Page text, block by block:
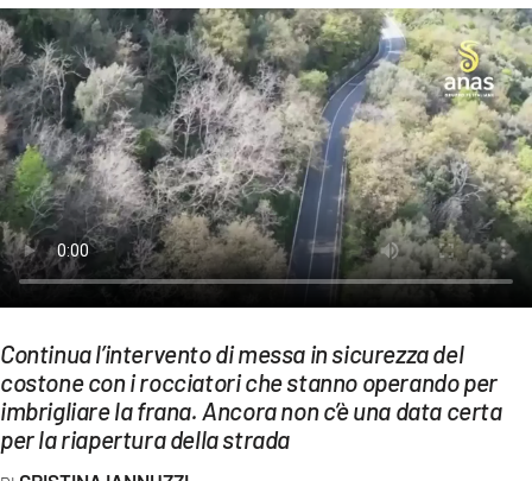
SOCIETÀ
CULTURA
ECONOMIA E LAVORO
EVENTI
SPORT
Streaming
LAC NETWORK
LAC ONAIR
Continua l’intervento di messa in sicurezza del
costone con i rocciatori che stanno operando per
imbrigliare la frana. Ancora non c’è una data certa
per la riapertura della strada